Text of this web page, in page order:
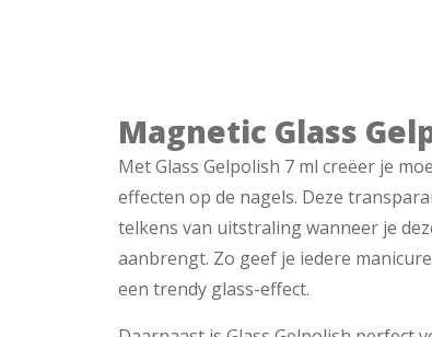
Magnetic Glass
Met Glass Gelpolish 7 ml creëer je
effecten op de nagels. Deze
telkens van uitstraling wanneer je
aanbrengt. Zo geef je iedere
een trendy glass-effect.